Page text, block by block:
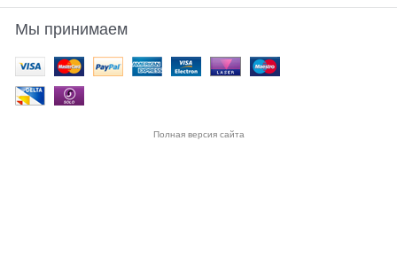
Мы принимаем
Полная версия сайта